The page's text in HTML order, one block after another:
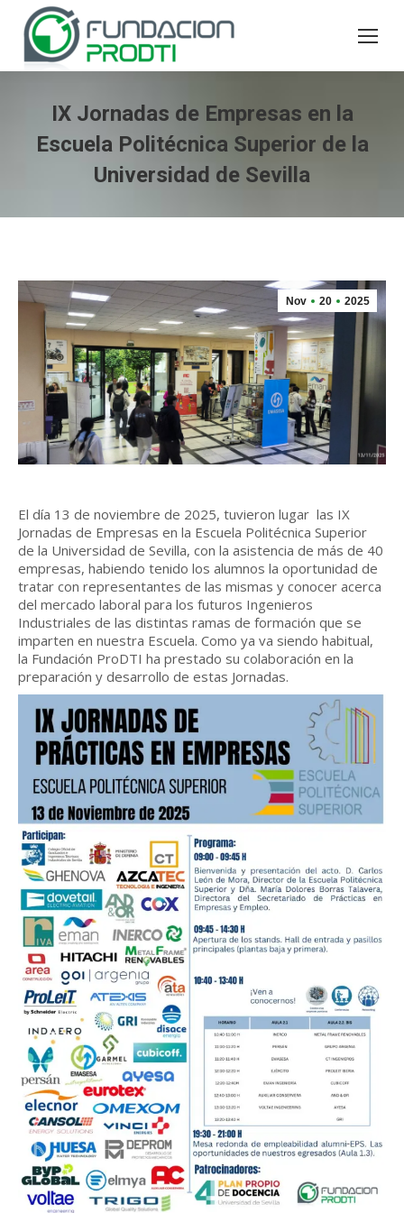
IX Jornadas de Empresas en la
Escuela Politécnica Superior de la
Universidad de Sevilla
Nov 20 2025
El día 13 de noviembre de 2025, tuvieron lugar las IX
Jornadas de Empresas en la Escuela Politécnica Superior
de la Universidad de Sevilla, con la asistencia de más de 40
empresas, habiendo tenido los alumnos la oportunidad de
tratar con representantes de las mismas y conocer acerca
del mercado laboral para los futuros Ingenieros
Industriales de las distintas ramas de formación que se
imparten en nuestra Escuela. Como ya va siendo habitual,
la Fundación ProDTI ha prestado su colaboración en la
preparación y desarrollo de estas Jornadas.